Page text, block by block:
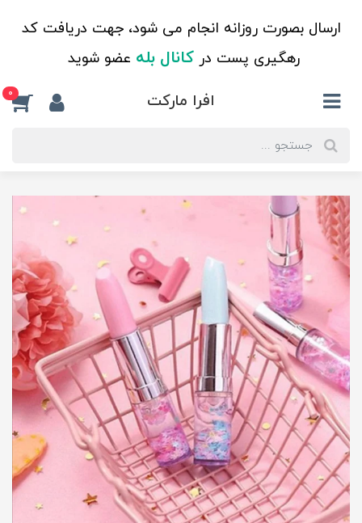
ارسال بصورت روزانه انجام می شود، جهت دریافت کد
رهگیری پست درکانال بله عضو شوید
افرا مارکت 0